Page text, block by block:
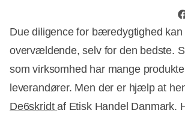
Due diligence for bæredygtighed kan
overvældende, selv for den bedste.
som virksomhed har mange
leverandører. Men der er hjælp at
De6skridtaf Etisk Handel Danmark.